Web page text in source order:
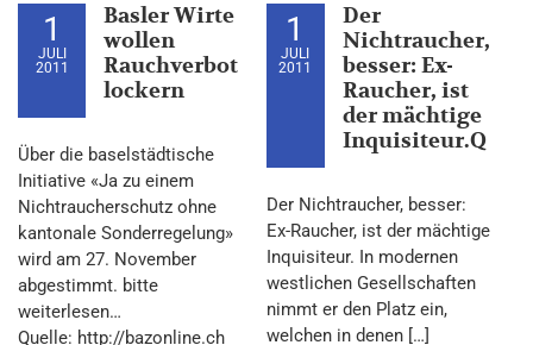
1
JULI
2011
Basler Wirte
wollen
Rauchverbot
lockern
Über die baselstädtische
Initiative «Ja zu einem
Nichtraucherschutz ohne
kantonale Sonderregelung»
wird am 27. November
abgestimmt. bitte
weiterlesen…
Quelle: http://bazonline.ch
1
JULI
2011
Der
Nichtraucher,
besser: Ex-
Raucher, ist
der mächtige
Inquisiteur.Q
Der Nichtraucher, besser:
Ex-Raucher, ist der mächtige
Inquisiteur. In modernen
westlichen Gesellschaften
nimmt er den Platz ein,
welchen in denen […]